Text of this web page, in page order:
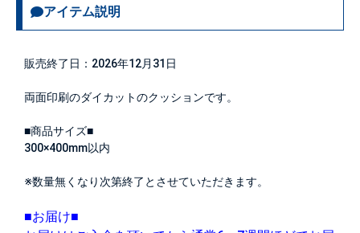
アイテム説明
販売終了日：2026年12月31日
両面印刷のダイカットのクッションです。
■商品サイズ■
300×400mm以内
※数量無くなり次第終了とさせていただきます。
■お届け■